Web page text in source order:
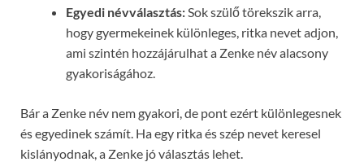
Egyedi névválasztás: Sok szülő törekszik arra,
hogy gyermekeinek különleges, ritka nevet adjon,
ami szintén hozzájárulhat a Zenke név alacsony
gyakoriságához.
Bár a Zenke név nem gyakori, de pont ezért különlegesnek
és egyedinek számít. Ha egy ritka és szép nevet keresel
kislányodnak, a Zenke jó választás lehet.